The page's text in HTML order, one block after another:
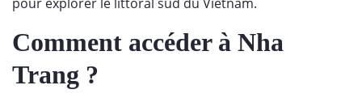
Comment accéder à Nha
Trang ?